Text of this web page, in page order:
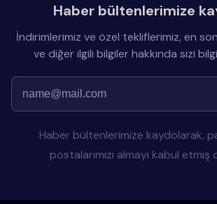
Haber bültenlerimize
İndirimlerimiz ve özel tekliflerimiz, en son
ve diğer ilgili bilgiler hakkında sizi
Haber bültenlerimize kaydolarak,
postalarımızı almayı kabul etmiş